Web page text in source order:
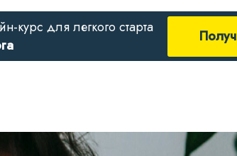
курс для легкого старта